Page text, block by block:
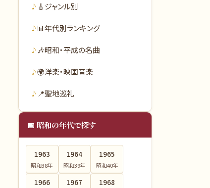
🎸ジャンル別
📊年代別ランキング
🎶昭和・平成の名曲
🌍洋楽・映画音楽
📍聖地巡礼
📅 昭和の年代で探す
1963
昭和38年
1964
昭和39年
1965
昭和40年
1966 1967 1968